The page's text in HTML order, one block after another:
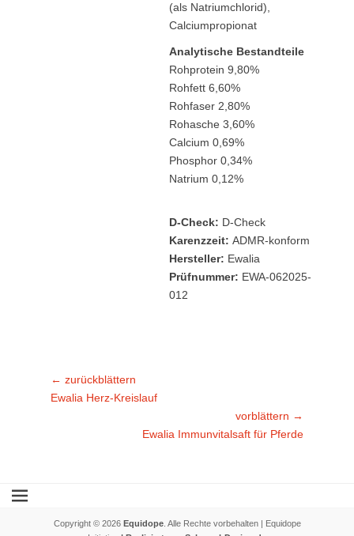
(als Natriumchlorid),
Calciumpropionat
Analytische Bestandteile
Rohprotein 9,80%
Rohfett 6,60%
Rohfaser 2,80%
Rohasche 3,60%
Calcium 0,69%
Phosphor 0,34%
Natrium 0,12%
D-Check: D-Check
Karenzzeit: ADMR-konform
Hersteller: Ewalia
Prüfnummer: EWA-062025-
012
Beitragsnavigation
← zurückblättern
Vorheriger
Ewalia Herz-Kreislauf
vorblättern →
Ewalia Immunvitalsaft für Pferde
Copyright © 2026 Equidope. Alle Rechte vorbehalten | Equidope